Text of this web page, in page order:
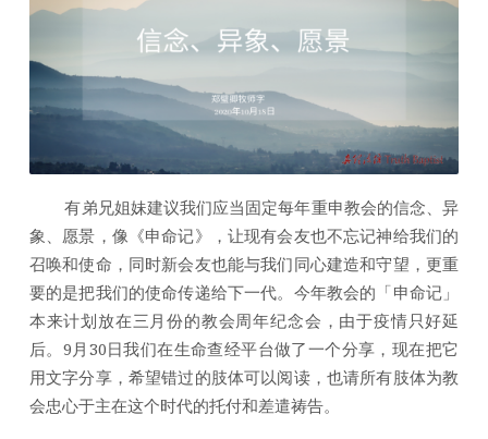
场
系
列
之
一
信
念、
异
象、
愿
景
有弟兄姐妹建议我们应当固定每年重申教会的信念、异
象、愿景，像《申命记》，让现有会友也不忘记神给我们的
召唤和使命，同时新会友也能与我们同心建造和守望，更重
要的是把我们的使命传递给下一代。今年教会的「申命记」
本来计划放在三月份的教会周年纪念会，由于疫情只好延
后。9月30日我们在生命查经平台做了一个分享，现在把它
用文字分享，希望错过的肢体可以阅读，也请所有肢体为教
会忠心于主在这个时代的托付和差遣祷告。